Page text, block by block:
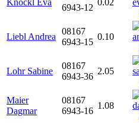
Knöckl Eva
6943-12
0.02
Liebl Andrea
08167
6943-15
0.10
Lohr Sabine
08167
6943-36
2.05
Maier
Dagmar
08167
6943-16
1.08